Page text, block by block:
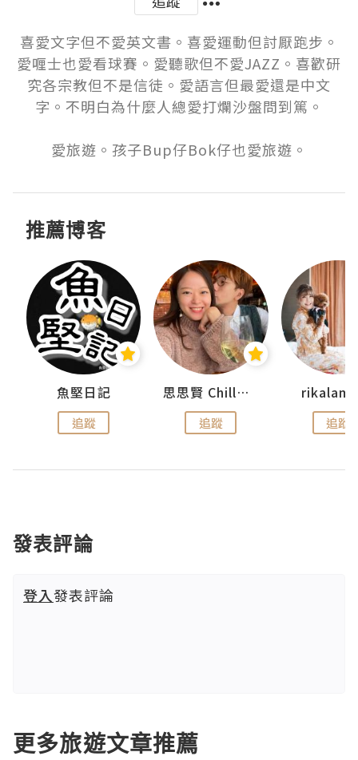
喜愛文字但不愛英文書。喜愛運動但討厭跑步。
愛喱士也愛看球賽。愛聽歌但不愛JAZZ。喜歡研
究各宗教但不是信徒。愛語言但最愛還是中文
字。不明白為什麼人總愛打爛沙盤問到篤。
愛旅遊。孩子Bup仔Bok仔也愛旅遊。
推薦博客
魚堅日記
追蹤
思思賢 ChillMyBabe
追蹤 追蹤
發表評論
登入發表評論
更多旅遊文章推薦